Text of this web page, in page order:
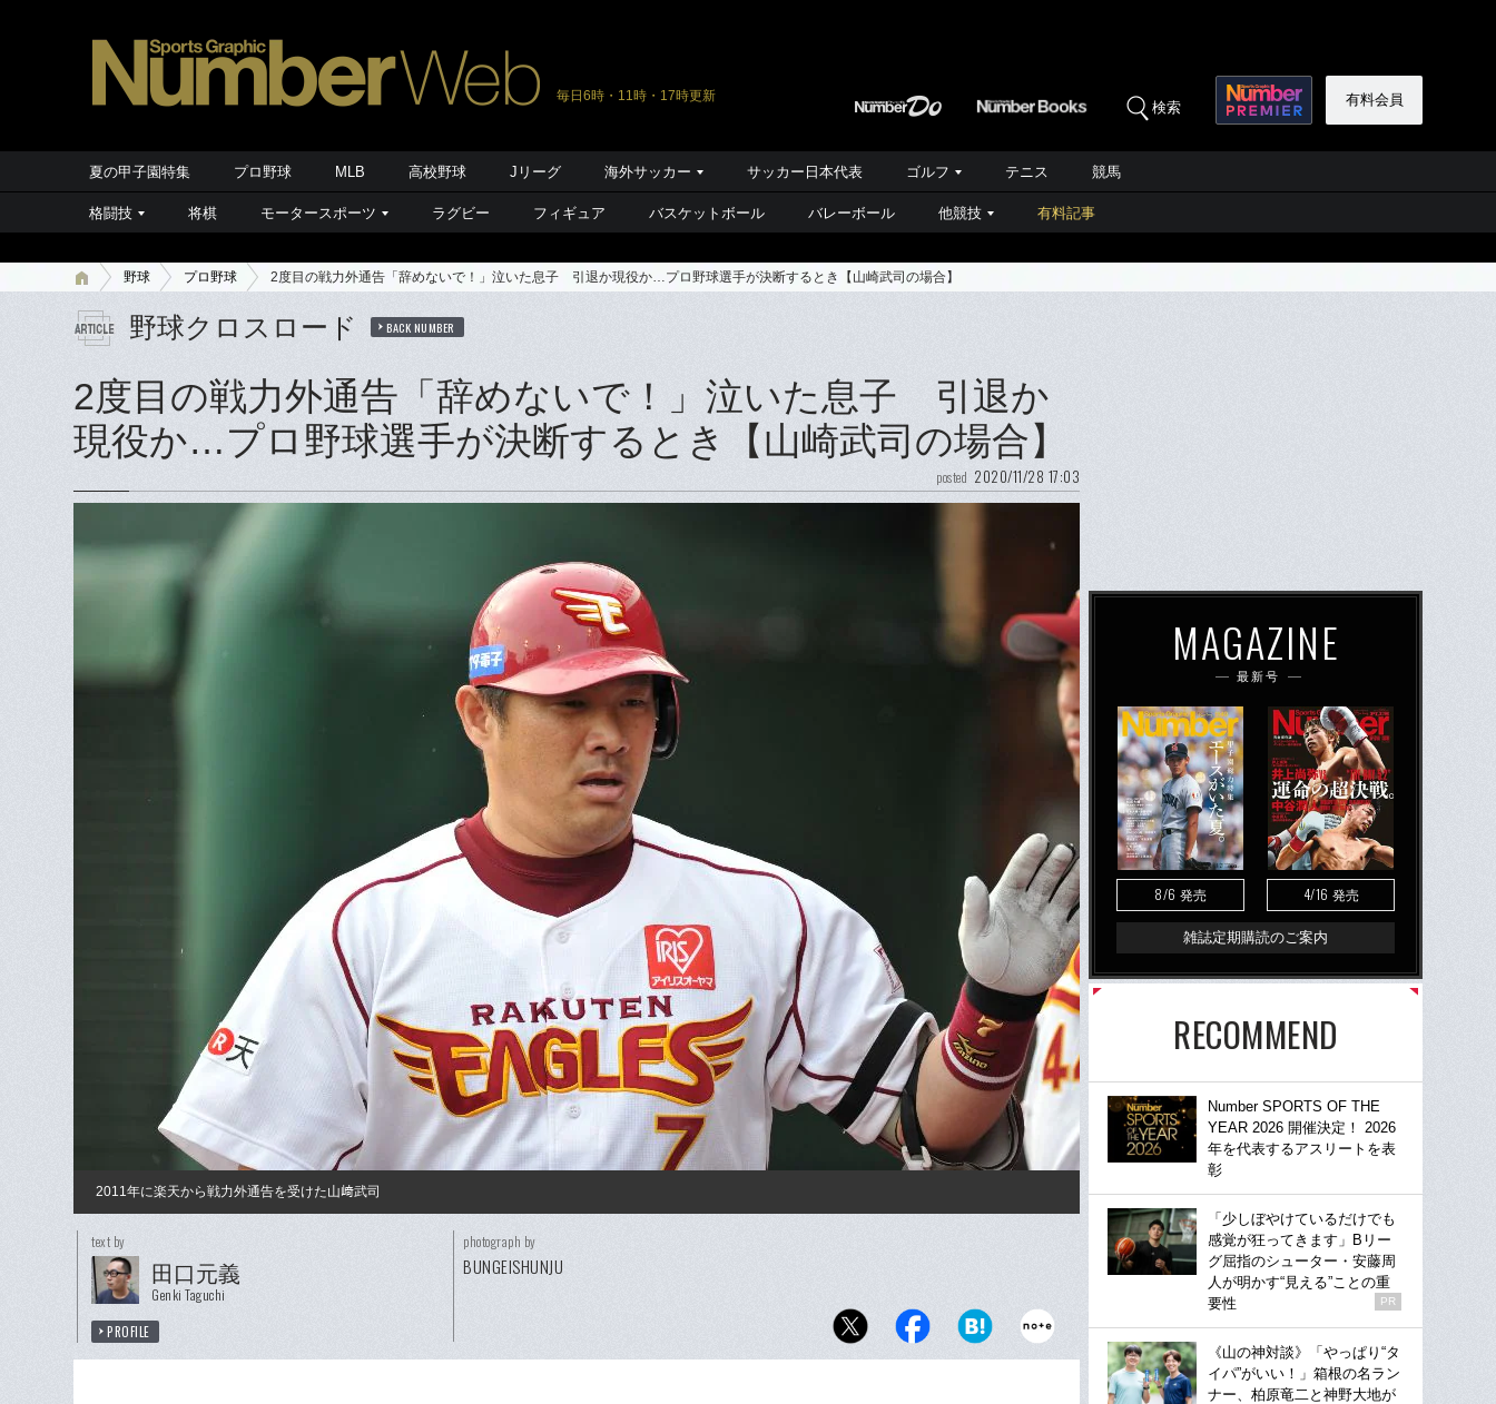
毎日6時・11時・17時更新
検索 有料会員
夏の甲子園特集 プロ野球 MLB 高校野球 Jリーグ 海外サッカー サッカー日本代表 ゴルフ テニス 競馬
格闘技 将棋 モータースポーツ ラグビー フィギュア バスケットボール バレーボール 他競技 有料記事
野球 プロ野球 2度目の戦力外通告「辞めないで！」泣いた息子 引退か現役か…プロ野球選手が決断するとき【山崎武司の場合】
野球クロスロード BACK NUMBER
2度目の戦力外通告「辞めないで！」泣いた息子 引退か
現役か…プロ野球選手が決断するとき【山崎武司の場合】
posted 2020/11/28 17:03
2011年に楽天から戦力外通告を受けた山﨑武司
text by
田口元義
Genki Taguchi
PROFILE
photograph by
BUNGEISHUNJU
MAGAZINE
最新号
8/6 発売 4/16 発売
雑誌定期購読のご案内
RECOMMEND
Number SPORTS OF THE
YEAR 2026 開催決定！ 2026
年を代表するアスリートを表
彰
「少しぼやけているだけでも
感覚が狂ってきます」Bリー
グ屈指のシューター・安藤周
人が明かす“見える”ことの重
要性
PR
《山の神対談》「やっぱり“タ
イパ”がいい！」箱根の名ラン
ナー、柏原竜二と神野大地が